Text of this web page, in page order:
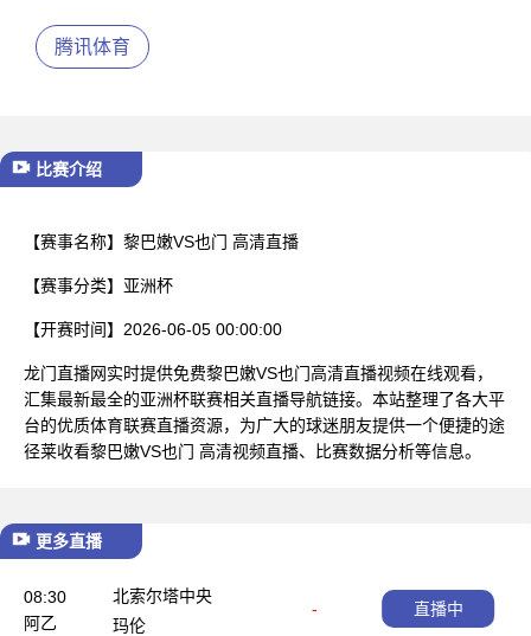
腾讯体育
比赛介绍
【赛事名称】 黎巴嫩VS也门 高清直播
【赛事分类】 亚洲杯
【开赛时间】 2026-06-05 00:00:00
龙门直播网实时提供免费黎巴嫩VS也门高清直播视频在线观看，
汇集最新最全的亚洲杯联赛相关直播导航链接。本站整理了各大平
台的优质体育联赛直播资源，为广大的球迷朋友提供一个便捷的途
径莱收看黎巴嫩VS也门 高清视频直播、比赛数据分析等信息。
更多直播
08:30
阿乙
北索尔塔中央
-
玛伦
直播中